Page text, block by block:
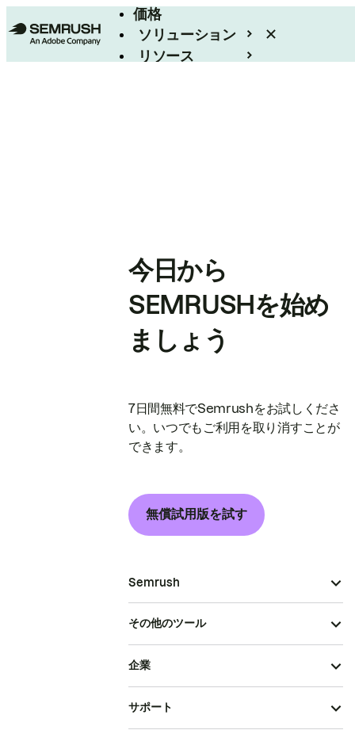
価格
ソリューション
リソース
今日から
SEMRUSHを始め
ましょう
7日間無料でSemrushをお試しくださ
い。いつでもご利用を取り消すことが
できます。
無償試用版を試す
Semrush
その他のツール
企業
サポート